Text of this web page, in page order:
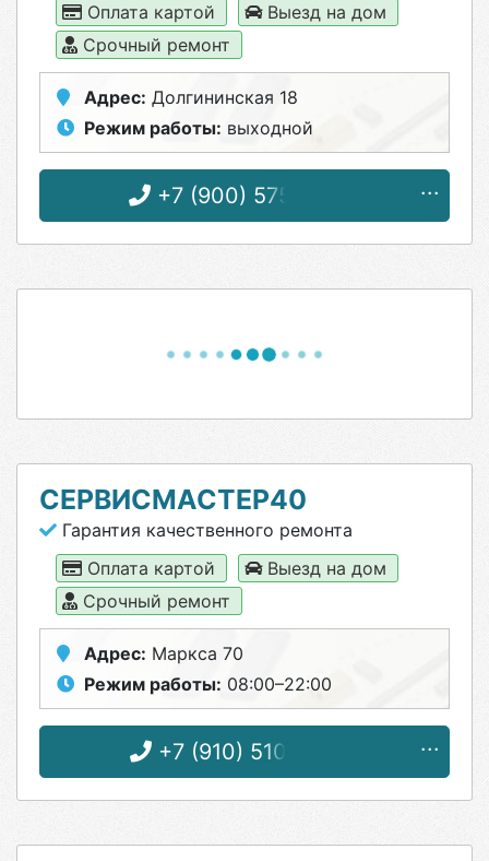
Оплата картой
Выезд на дом
Срочный ремонт
Адрес: Долгининская 18
Режим работы: выходной
+7 (900) 575-55-13
СЕРВИСМАСТЕР40
Гарантия качественного ремонта
Оплата картой
Выезд на дом
Срочный ремонт
Адрес: Маркса 70
Режим работы: 08:00–22:00
+7 (910) 510-29-04